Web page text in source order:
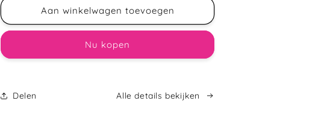
Aan winkelwagen toevoegen
Nu kopen
Delen Alle details bekijken